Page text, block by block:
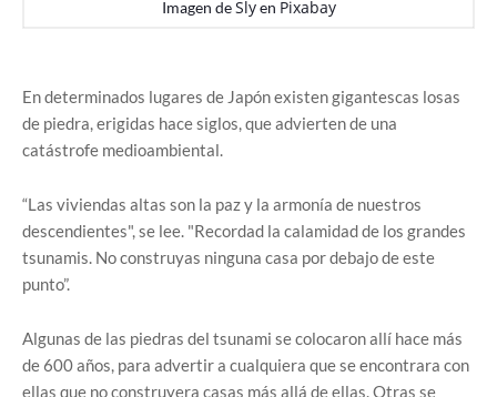
Imagen deSlyen Pixabay
En determinados lugares de Japón existen gigantescas losas
de piedra, erigidas hace siglos, que advierten de una
catástrofe medioambiental.
“Las viviendas altas son la paz y la armonía de nuestros
descendientes", se lee. "Recordad la calamidad de los grandes
tsunamis. No construyas ninguna casa por debajo de este
punto”.
Algunas de las piedras del tsunami se colocaron allí hace más
de 600 años, para advertir a cualquiera que se encontrara con
ellas que no construyera casas más allá de ellas. Otras se